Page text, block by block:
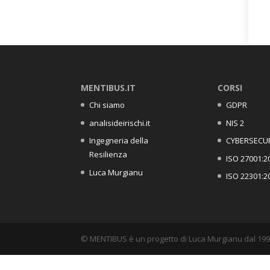
MENTIBUS.IT
Chi siamo
analisideirischi.it
Ingegneria della
Resilienza
Luca Murgianu
CORSI
GDPR
NIS 2
ISO
ISO
© MENTIBUS è un progetto di Luca Murgianu dal